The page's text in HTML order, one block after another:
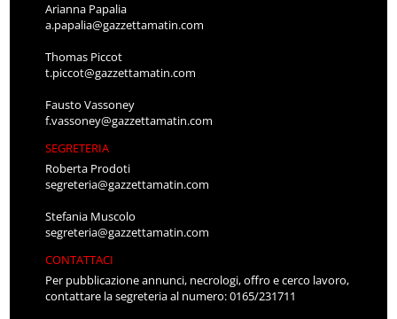
Arianna Papalia
a.papalia@gazzettamatin.com
Thomas Piccot
t.piccot@gazzettamatin.com
Fausto Vassoney
f.vassoney@gazzettamatin.com
SEGRETERIA
Roberta Prodoti
segreteria@gazzettamatin.com
Stefania Muscolo
segreteria@gazzettamatin.com
CONTATTACI
Per pubblicazione annunci, necrologi, offro e cerco lavoro,
contattare la segreteria al numero: 0165/231711